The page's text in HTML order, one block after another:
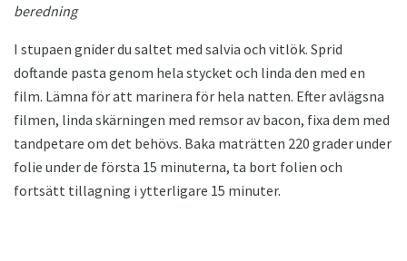
beredning
I stupaen gnider du saltet med salvia och vitlök. Sprid
doftande pasta genom hela stycket och linda den med en
film. Lämna för att marinera för hela natten. Efter avlägsna
filmen, linda skärningen med remsor av bacon, fixa dem med
tandpetare om det behövs. Baka maträtten 220 grader under
folie under de första 15 minuterna, ta bort folien och
fortsätt tillagning i ytterligare 15 minuter.